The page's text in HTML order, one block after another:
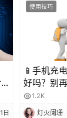
日
使用技巧
📱手机充
好吗？别
电池寿命！
1.2K
灯火阑珊